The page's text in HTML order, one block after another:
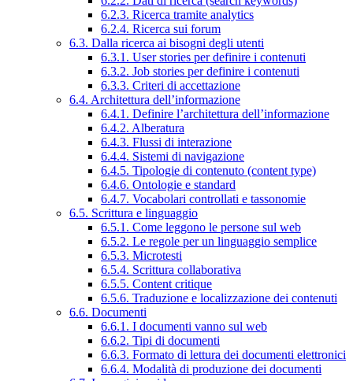
6.2.3. Ricerca tramite analytics
6.2.4. Ricerca sui forum
6.3. Dalla ricerca ai bisogni degli utenti
6.3.1. User stories per definire i contenuti
6.3.2. Job stories per definire i contenuti
6.3.3. Criteri di accettazione
6.4. Architettura dell’informazione
6.4.1. Definire l’architettura dell’informazione
6.4.2. Alberatura
6.4.3. Flussi di interazione
6.4.4. Sistemi di navigazione
6.4.5. Tipologie di contenuto (content type)
6.4.6. Ontologie e standard
6.4.7. Vocabolari controllati e tassonomie
6.5. Scrittura e linguaggio
6.5.1. Come leggono le persone sul web
6.5.2. Le regole per un linguaggio semplice
6.5.3. Microtesti
6.5.4. Scrittura collaborativa
6.5.5. Content critique
6.5.6. Traduzione e localizzazione dei contenuti
6.6. Documenti
6.6.1. I documenti vanno sul web
6.6.2. Tipi di documenti
6.6.3. Formato di lettura dei documenti elettronici
6.6.4. Modalità di produzione dei documenti